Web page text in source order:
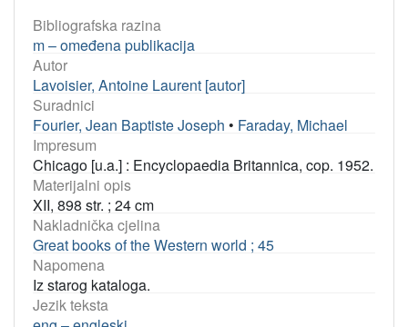
Bibliografska razina
m – omeđena publikacija
Autor
Lavoisier, Antoine Laurent [autor]
Suradnici
Fourier, Jean Baptiste Joseph • Faraday, Michael
Impresum
Chicago [u.a.] : Encyclopaedia Britannica, cop. 1952.
Materijalni opis
XII, 898 str. ; 24 cm
Nakladnička cjelina
Great books of the Western world ; 45
Napomena
Iz starog kataloga.
Jezik teksta